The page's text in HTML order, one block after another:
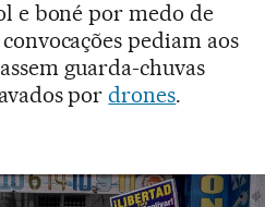
e boné por medo de
pediam aos
guarda-chuvas
pordrones.